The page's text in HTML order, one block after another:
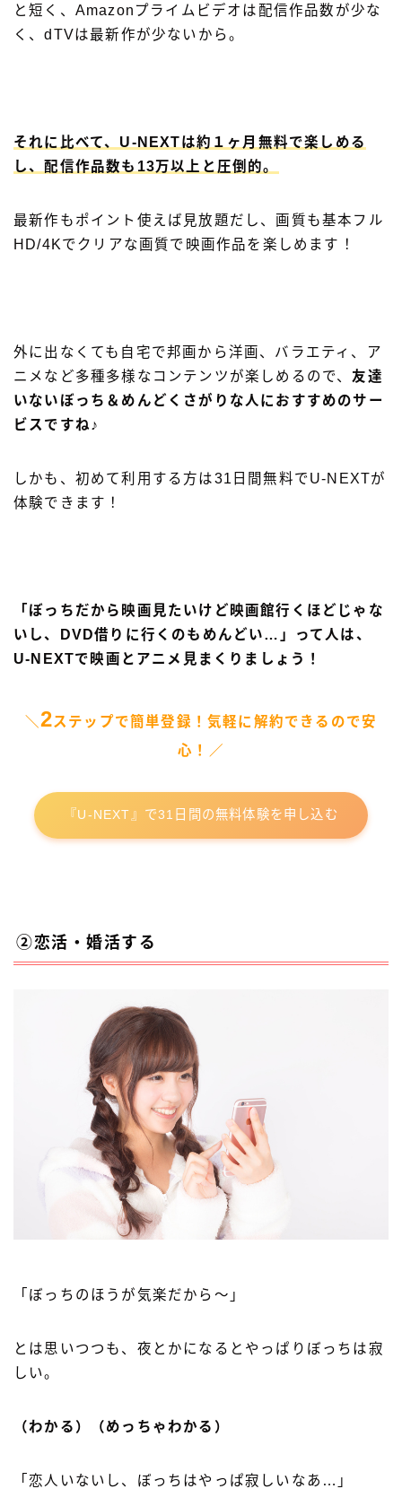
と短く、Amazonプライムビデオは配信作品数が少な
く、dTVは最新作が少ないから。
それに比べて、 U-NEXTは約１ヶ月無料で楽しめる
し、配信作品数も13万以上と圧倒的。
最新作もポイント使えば見放題だし、画質も基本フル
HD/4Kでクリアな画質で映画作品を楽しめます！
外に出なくても自宅で邦画から洋画、バラエティ、ア
ニメなど多種多様なコンテンツが楽しめるので、 友達
いないぼっち＆めんどくさがりな人におすすめのサー
ビスですね♪
しかも、初めて利用する方は31日間無料でU-NEXTが
体験できます！
「ぼっちだから映画見たいけど映画館行くほどじゃな
いし、DVD借りに行くのもめんどい…」って人は、
U-NEXTで映画とアニメ見まくりましょう！
＼ 2ステップで簡単登録！気軽に解約できるので安
心！／
『U-NEXT』で31日間の無料体験を申し込む
②恋活・婚活する
「ぼっちのほうが気楽だから〜」
とは思いつつも、夜とかになるとやっぱりぼっちは寂
しい。
（わかる）（めっちゃわかる）
「恋人いないし、ぼっちはやっぱ寂しいなあ…」